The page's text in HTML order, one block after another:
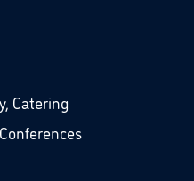
Catering